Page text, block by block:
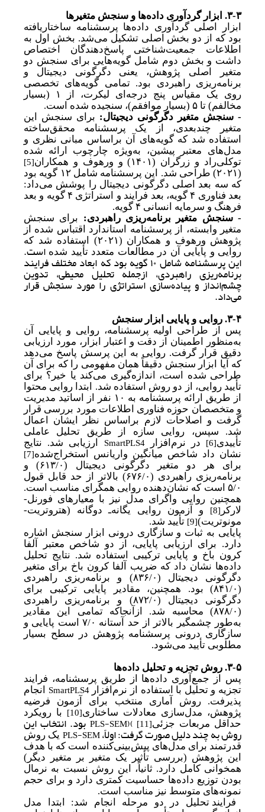
۳-۳. ابزار گردآوری داده‌ها و سنجش متغیرها
ابزار اصلی گردآوری داده‌ها پرسشنامه ساختاریافته
بود که از دو بخش اصلی تشکیل می‌شد. بخش اول به
اطلاعات جمعیت‌شناختی پاسخ‌دهندگان اختصاص
داشت و بخش دوم شامل گویه‌هایی برای سنجش دو
متغیر اصلی پژوهش، یعنی دگرگونی دیجیتال و
برنامه‌ریزی راهبردی بود. تمامی گویه‌های تخصصی
روی یک مقیاس پنج درجه‌ای لیکرت، از ۱ (بسیار
مخالفم) تا ۵ (بسیار موافقم)، سنجیده شده است.
- سنجش متغیر دگرگونی دیجیتال: برای سنجش این
متغیر چندبعدی، از یک پرسشنامه محقق‌ساخته
استفاده شد که گویه‌های آن براساس مبانی نظری و
مدل‌های معتبر پیشین، بهویژه چارچوب ارائه شده
توکلی‌راد و زرگران (۱۴۰۱) و ورهوف و همکاران
[5]
(۲۰۲۱) طراحی شد. این پرسشنامه شامل ۱۲ گویه بود
که سه بعد اصلی دگرگونی دیجیتال را پوشش می‌داد:
بعد فناوری ۴ گویه، بعد فرایند و استراتژی ۴ گویه و بعد
فرهنگ و سرمایه انسانی ۴ گویه.
- سنجش متغیر برنامه‌ریزی راهبردی: برای سنجش
متغیر وابسته، از پرسشنامه استاندارد اقتباس شده از
پژوهش ورهوف و همکاران (۲۰۲۱)
استفاده شد که
روایی و پایایی آن در مطالعات متعدد تأیید شده است.
این پرسشنامه شامل ۱۰ گویه بود که ابعاد مختلف فرایند
برنامه‌ریزی راهبردی، ازجمله تحلیل محیطی، تدوین
چشم‌انداز و پیاده‌سازی استراتژی را مورد سنجش قرار
می‌داد.
۳-۴. روایی و پایایی ابزار سنجش
پس از طراحی اولیه پرسشنامه، روایی و پایایی آن
بهمنظور اطمینان از دقت و اعتبار ابزار، مورد ارزیابی
دقیق قرار گرفت. روایی به این پرسش پاسخ می‌دهد
که آیا ابزار سنجش دقیقاً همان مفهومی را که برای آن
طراحی شده است، اندازه‌گیری می‌کند یا خیر؟ برای
تأیید روایی، از دو روش استفاده شد. ابتدا روایی محتوا
از طریق ارائه پرسشنامه به ۱۰ نفر از اساتید مدیریت
و متخصصان حوزه فناوری اطلاعات مورد بررسی قرار
گرفت و اصلاحات لازم براساس نظر ایشان اعمال
شد. سپس، روایی سازه از طریق تحلیل عاملی
تأییدی[6] در نرم‌افزارSmartPLS4 ارزیابی شد. نتایج
نشان داد شاخص میانگین واریانس استخراجشده[7]
برای هر دو متغیر دگرگونی دیجیتال (۶۱۳/۰)
و
برنامه‌ریزی راهبردی (۶۷۶/۰)
بالاتر از حد قابل قبول
۵/۰ است که نشان‌دهنده روایی همگرای مناسب است.
همچنین روایی واگرای مدل نیز با معیارهای فورنل-
لارکر [8] و آزمون روایی یگانه‌ـ دوگانه (هتروتریت-
مونوتریت)[9] تأیید شد.
پایایی به ثبات و سازگاری درونی ابزار سنجش اشاره
دارد. برای ارزیابی پایایی، از دو شاخص معتبر آلفا
کرون باخ و پایایی ترکیبی استفاده شد. نتایج تحلیل
داده‌ها نشان داد که ضریب آلفا کرون باخ برای متغیر
دگرگونی دیجیتال (۸۳۶/۰)
و برنامه‌ریزی راهبردی
(۸۴۱/۰)
بود. همچنین، مقادیر پایایی ترکیبی برای
دگرگونی دیجیتال (۸۷۲/۰)
و برنامه‌ریزی راهبردی
(۸۷۸/۰)
محاسبه شد. از‌آنجا‌که تمامی این مقادیر
بهطور چشمگیر بالاتر از حد آستانه ۷/۰ است پایایی و
سازگاری درونی پرسشنامه پژوهش در سطح بسیار
مطلوبی تأیید می‌شود.
۳-۵. روش تجزیه و تحلیل داده‌ها
پس از جمع‌آوری داده‌ها از طریق پرسشنامه، فرایند
تجزیه و تحلیل با استفاده از نرم‌افزارSmartPLS4 انجام
پذیرفت. روش آماری منتخب برای آزمون فرضیه
پژوهش، مدل‌سازی معادلات ساختاری[10]
با رویکرد
حداقل مربعات جزئی[11]
(
PLS-SEM) بود. انتخاب این
روش به چند دلیل صورت گرفت: اولاً،PLS-SEM یک روش
قدرتمند برای مدل‌های پیش‌بینی‌کننده است که با هدف
این پژوهش (بررسی تأثیر یک متغیر بر متغیر دیگر)
همخوانی کامل دارد. ثانیاً، این روش نسبت به نرمال
بودن توزیع داده‌ها حساسیت کمتری دارد و برای حجم
نمونه‌های متوسط نیز مناسب است.
فرایند تحلیل در دو مرحله انجام شد: ابتدا مدل